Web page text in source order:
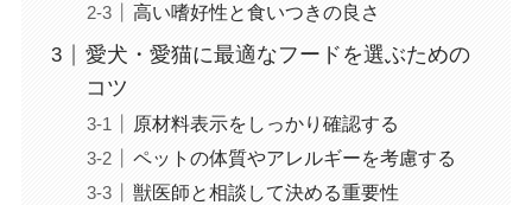
高い嗜好性と食いつきの良さ
愛犬・愛猫に最適なフードを選ぶための
コツ
原材料表示をしっかり確認する
ペットの体質やアレルギーを考慮する
獣医師と相談して決める重要性